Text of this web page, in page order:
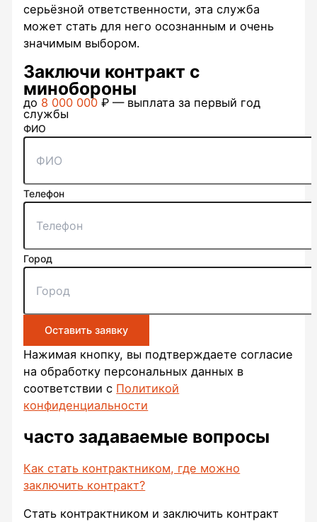
серьёзной ответственности, эта служба
может стать для него осознанным и очень
значимым выбором.
Заключи контракт с
минобороны
до 8 000 000 ₽ — выплата за первый год
службы
ФИО
Телефон
Город
Оставить заявку
Нажимая кнопку, вы подтверждаете согласие
на обработку персональных данных в
соответствии с Политикой
конфиденциальности
часто задаваемые вопросы
Как стать контрактником, где можно
заключить контракт?
Стать контрактником и заключить контракт